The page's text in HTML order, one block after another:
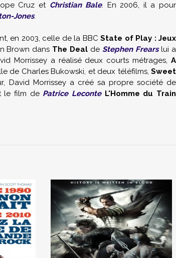
Cruz et Christian Bale. En 2006, il a pour
Jones.
en 2003, celle de la BBCState of Play : Jeux
Brown dans The Deal deStephen Frearslui a
Morrissey a réalisé deux courts métrages, A
de Charles Bukowski, et deux téléfilms, Sweet
David Morrissey a créé sa propre société de
le film de Patrice Leconte L'Homme du Train